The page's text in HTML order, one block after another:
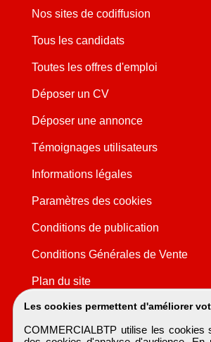
Les cookies permettent d'améliorer
COMMERCIALBTP utilise les cookies
Nos sites de codiffusion
Tous les candidats
Toutes les offres d'emploi
Déposer un CV
Déposer une annonce
Témoignages utilisateurs
Informations légales
Paramètres des cookies
Conditions de publication
Conditions Générales de Vente
Plan du site